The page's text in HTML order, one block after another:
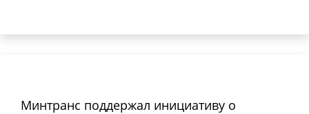
Минтранс поддержал инициативу о